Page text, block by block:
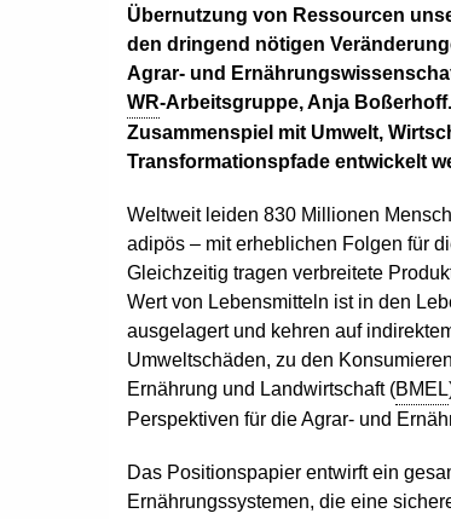
Übernutzung von Ressourcen
den dringend nötigen
Agrar- und
WR-Arbeitsgruppe, Anja
Zusammenspiel mit Umwelt,
Transformationspfade entwickelt
Weltweit leiden 830 Millionen
adipös – mit erheblichen Folgen für
Gleichzeitig tragen verbreitete
Wert von Lebensmitteln ist in den
ausgelagert und kehren auf
Umweltschäden, zu den
Ernährung und Landwirtschaft (BMEL
Perspektiven für die Agrar- und
Das Positionspapier entwirft ein
Ernährungssystemen, die eine